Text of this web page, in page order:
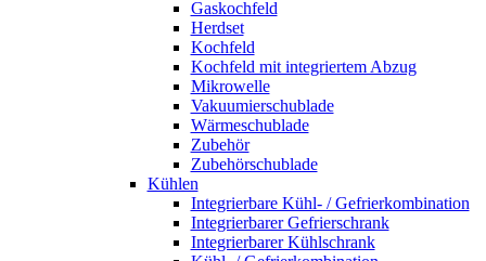
Gaskochfeld
Herdset
Kochfeld
Kochfeld mit integriertem Abzug
Mikrowelle
Vakuumierschublade
Wärmeschublade
Zubehör
Zubehörschublade
Kühlen
Integrierbare Kühl- / Gefrierkombination
Integrierbarer Gefrierschrank
Integrierbarer Kühlschrank